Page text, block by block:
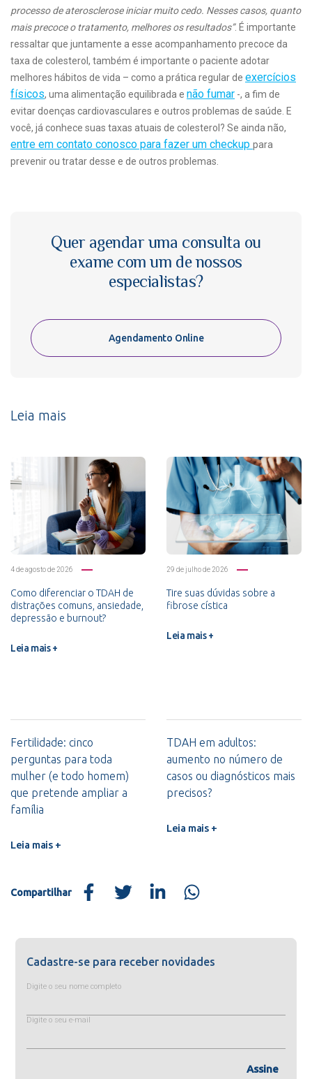
processo de aterosclerose iniciar muito cedo. Nesses casos, quanto
mais precoce o tratamento, melhores os resultados”. É importante
ressaltar que juntamente a esse acompanhamento precoce da
taxa de colesterol, também é importante o paciente adotar
melhores hábitos de vida – como a prática regular de exercícios
físicos, uma alimentação equilibrada e não fumar -, a fim de
evitar doenças cardiovasculares e outros problemas de saúde. E
você, já conhece suas taxas atuais de colesterol? Se ainda não,
entre em contato conosco para fazer um checkup para
prevenir ou tratar desse e de outros problemas.
Quer agendar uma consulta ou
exame com um de nossos
especialistas?
Agendamento Online
Leia mais
4 de agosto de 2026
Como diferenciar o TDAH de
distrações comuns, ansiedade,
depressão e burnout?
Leia mais +
29 de julho de 2026
Tire suas dúvidas sobre a
fibrose cística
Leia mais +
Fertilidade: cinco
perguntas para toda
mulher (e todo homem)
que pretende ampliar a
família
Leia mais +
TDAH em adultos:
aumento no número de
casos ou diagnósticos mais
precisos?
Leia mais +
Compartilhar
Cadastre-se para receber novidades
Digite o seu nome completo
Digite o seu e-mail
Assine